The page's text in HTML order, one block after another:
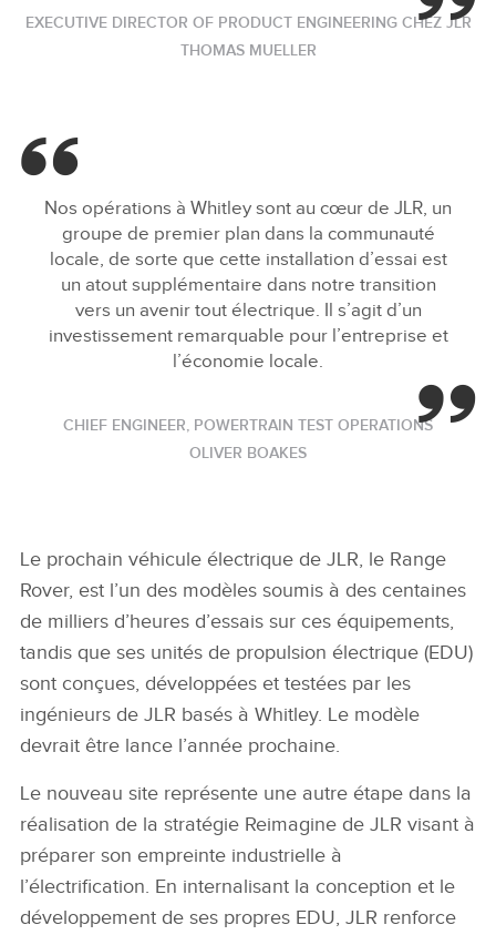
EXECUTIVE DIRECTOR OF PRODUCT ENGINEERING CHEZ JLR
THOMAS MUELLER
Nos opérations à Whitley sont au cœur de JLR, un
groupe de premier plan dans la communauté
locale, de sorte que cette installation d’essai est
un atout supplémentaire dans notre transition
vers un avenir tout électrique. Il s’agit d’un
investissement remarquable pour l’entreprise et
l’économie locale.
CHIEF ENGINEER, POWERTRAIN TEST OPERATIONS
OLIVER BOAKES
Le prochain véhicule électrique de JLR, le Range
Rover, est l’un des modèles soumis à des centaines
de milliers d’heures d’essais sur ces équipements,
tandis que ses unités de propulsion électrique (EDU)
sont conçues, développées et testées par les
ingénieurs de JLR basés à Whitley. Le modèle
devrait être lance l’année prochaine.
Le nouveau site représente une autre étape dans la
réalisation de la stratégie Reimagine de JLR visant à
préparer son empreinte industrielle à
l’électrification. En internalisant la conception et le
développement de ses propres EDU, JLR renforce